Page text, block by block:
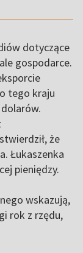
dotyczące
gospodarce.
tego kraju
że
Łukaszenka
pieniędzy.
wskazują,
rok z rzędu,